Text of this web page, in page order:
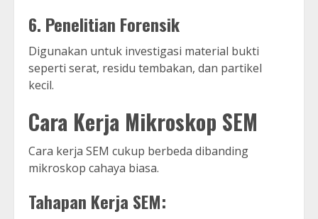
6. Penelitian Forensik
Digunakan untuk investigasi material bukti
seperti serat, residu tembakan, dan partikel
kecil.
Cara Kerja Mikroskop SEM
Cara kerja SEM cukup berbeda dibanding
mikroskop cahaya biasa.
Tahapan Kerja SEM: